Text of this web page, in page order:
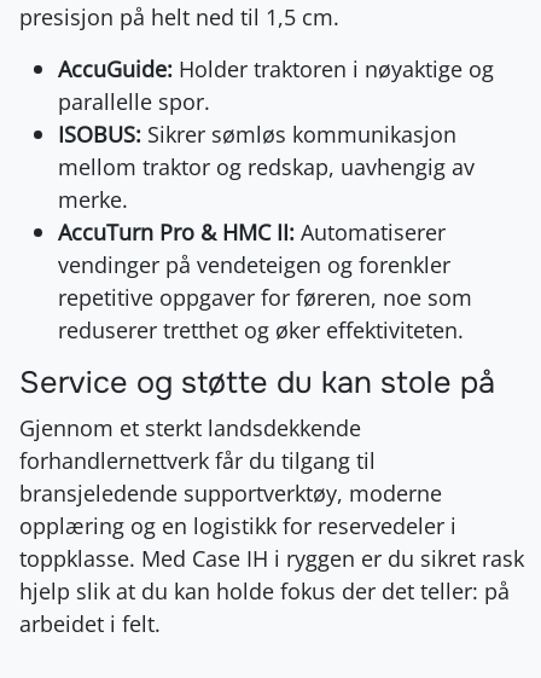
presisjon på helt ned til 1,5 cm.
AccuGuide: Holder traktoren i nøyaktige og
parallelle spor.
ISOBUS: Sikrer sømløs kommunikasjon
mellom traktor og redskap, uavhengig av
merke.
AccuTurn Pro & HMC II: Automatiserer
vendinger på vendeteigen og forenkler
repetitive oppgaver for føreren, noe som
reduserer tretthet og øker effektiviteten.
Service og støtte du kan stole på
Gjennom et sterkt landsdekkende
forhandlernettverk får du tilgang til
bransjeledende supportverktøy, moderne
opplæring og en logistikk for reservedeler i
toppklasse. Med Case IH i ryggen er du sikret rask
hjelp slik at du kan holde fokus der det teller: på
arbeidet i felt.